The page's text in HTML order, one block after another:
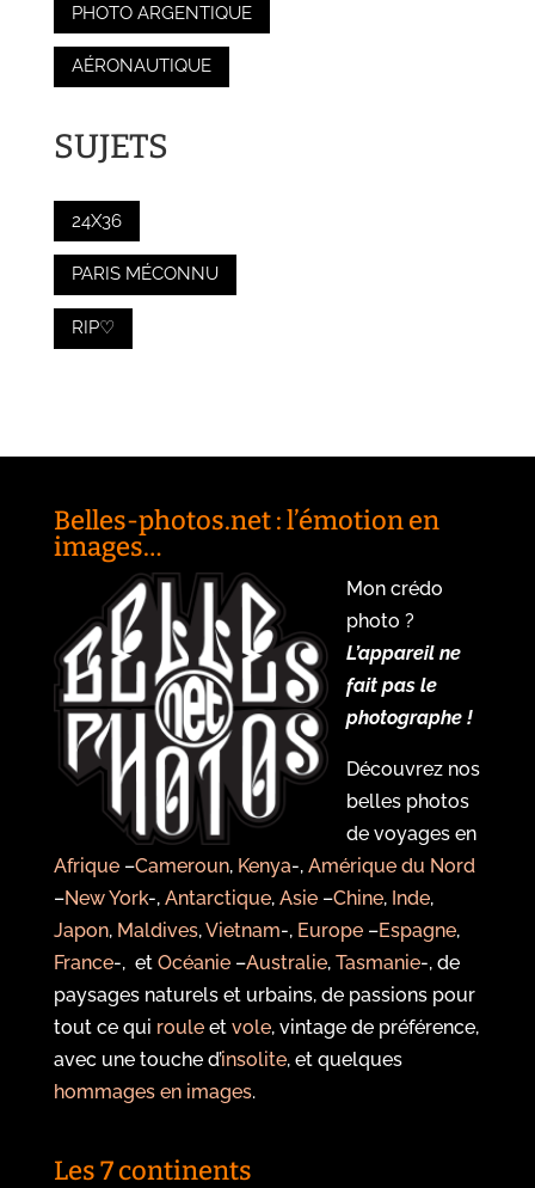
PHOTO ARGENTIQUE
AÉRONAUTIQUE
SUJETS
24X36
PARIS MÉCONNU
RIP♡
Belles-photos.net : l’émotion en
images…
Mon crédo
photo ?
L’appareil ne
fait pas le
photographe !
Découvrez nos
belles photos
de voyages en
Afrique–Cameroun, Kenya-, Amérique du Nord
–New York-, Antarctique, Asie–Chine, Inde,
Japon, Maldives,Vietnam-, Europe–Espagne,
France-, et Océanie–Australie, Tasmanie-, de
paysages naturels et urbains, de passions pour
tout ce qui rouleet vole, vintage de préférence,
avec une touche d’insolite, et quelques
hommages en images.
Les 7 continents